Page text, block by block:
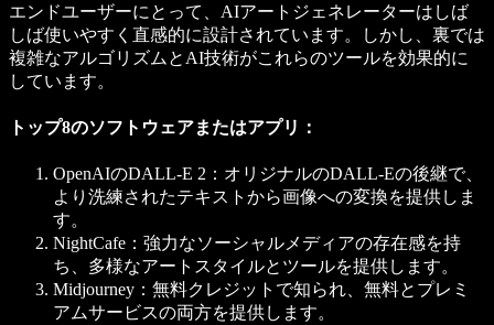
エンドユーザーにとって、AIアートジェネレーターはしば
しば使いやすく直感的に設計されています。しかし、裏では
複雑なアルゴリズムとAI技術がこれらのツールを効果的に
しています。
トップ8のソフトウェアまたはアプリ：
OpenAIのDALL-E 2 ：オリジナルのDALL-Eの後継で、
より洗練されたテキストから画像への変換を提供しま
す。
NightCafe ：強力なソーシャルメディアの存在感を持
ち、多様なアートスタイルとツールを提供します。
Midjourney ：無料クレジットで知られ、無料とプレミ
アムサービスの両方を提供します。